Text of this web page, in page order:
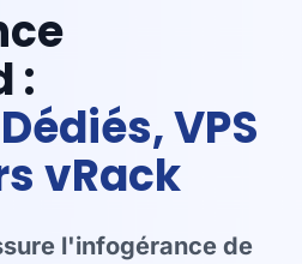
:
VPS
vRack
l'infogérance de